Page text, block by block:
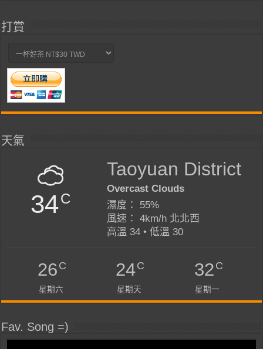
打賞
天氣
34C
Taoyuan District
Overcast Clouds
濕度： 55%
風速： 4km/h 北北西
高溫 34 • 低溫 30
26C
星期六
24C
星期天
32C
星期一
Fav. Song =)